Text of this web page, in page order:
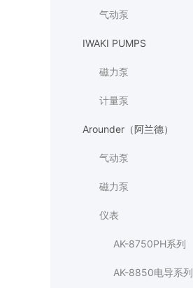
气动泵
IWAKI PUMPS
磁力泵
计量泵
Arounder（阿兰德）
气动泵
磁力泵
仪表
AK-8750PH系列
AK-8850电导系列